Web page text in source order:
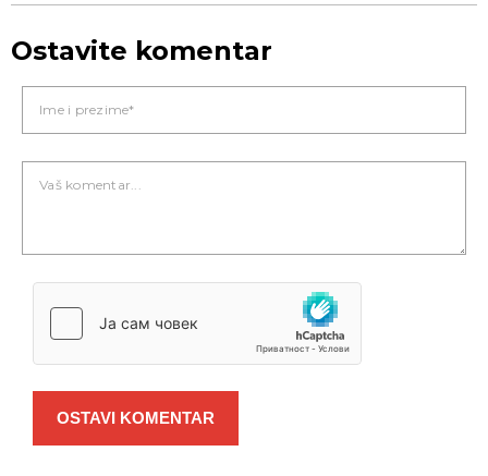
Ostavite komentar
OSTAVI KOMENTAR